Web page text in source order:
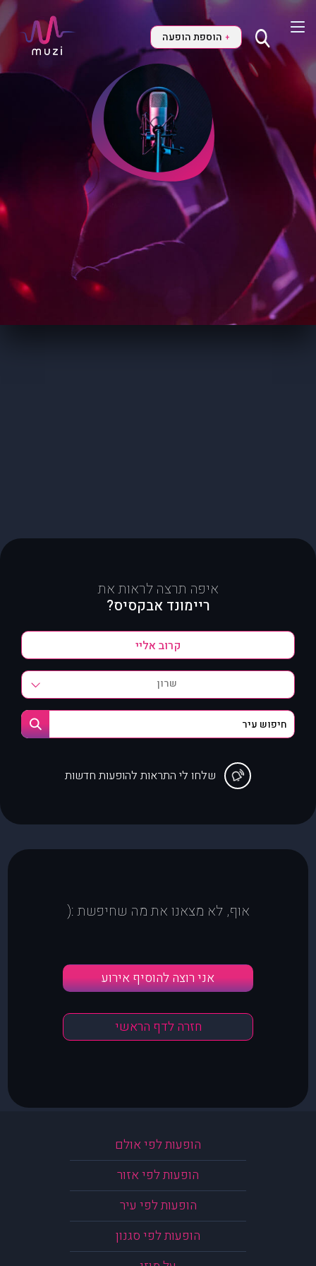
+ הוספת הופעה
איפה תרצה לראות את
ריימונד אבקסיס?
שרון
שלחו לי התראות להופעות חדשות
אוף, לא מצאנו את מה שחיפשת :(
אני רוצה להוסיף אירוע
חזרה לדף הראשי
הופעות לפי אולם
הופעות לפי אזור
הופעות לפי עיר
הופעות לפי סגנון